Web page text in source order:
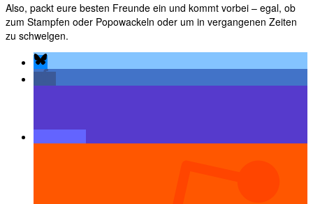
Also, packt eure besten Freunde ein und kommt vorbei – egal, ob
zum Stampfen oder Popowackeln oder um in vergangenen Zeiten
zu schwelgen.